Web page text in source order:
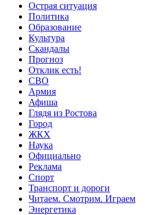
Острая ситуация
Политика
Образование
Культура
Скандалы
Прогноз
Отклик есть!
СВО
Армия
Афиша
Глядя из Ростова
Город
ЖКХ
Наука
Официально
Реклама
Спорт
Транспорт и дороги
Читаем. Смотрим. Играем
Энергетика